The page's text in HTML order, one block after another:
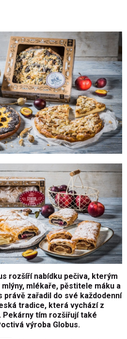
rozšíří nabídku pečiva, kterým
mlékaře, pěstitele máku a
právě zařadil do své každodenní
tradice, která vychází z
Pekárny tím rozšiřují také
výroba Globus.